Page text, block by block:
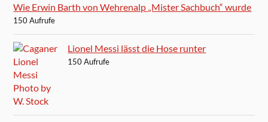
Wie Erwin Barth von Wehrenalp „Mister Sachbuch“ wurde
150 Aufrufe
Lionel Messi lässt die Hose runter
150 Aufrufe